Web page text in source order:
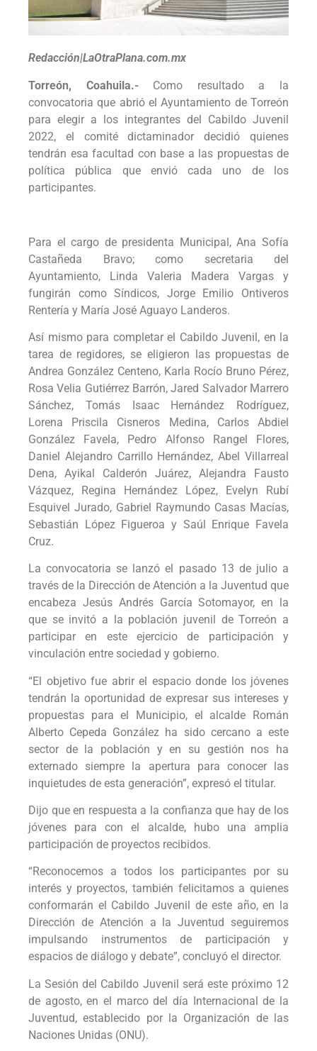
Redacción|LaOtraPlana.com.mx
Torreón, Coahuila.-Como resultado a la
convocatoria que abrió el Ayuntamiento de Torreón
para elegir a los integrantes del Cabildo Juvenil
2022, el comité dictaminador decidió quienes
tendrán esa facultad con base a las propuestas de
política pública que envió cada uno de los
participantes.
Para el cargo de presidenta Municipal, Ana Sofía
Castañeda Bravo; como secretaria del
Ayuntamiento, Linda Valeria Madera Vargas y
fungirán como Síndicos, Jorge Emilio Ontiveros
Rentería y María José Aguayo Landeros.
Así mismo para completar el Cabildo Juvenil, en la
tarea de regidores, se eligieron las propuestas de
Andrea González Centeno, Karla Rocío Bruno Pérez,
Rosa Velia Gutiérrez Barrón, Jared Salvador Marrero
Sánchez, Tomás Isaac Hernández Rodríguez,
Lorena Priscila Cisneros Medina, Carlos Abdiel
González Favela, Pedro Alfonso Rangel Flores,
Daniel Alejandro Carrillo Hernández, Abel Villarreal
Dena, Ayikal Calderón Juárez, Alejandra Fausto
Vázquez, Regina Hernández López, Evelyn Rubí
Esquivel Jurado, Gabriel Raymundo Casas Macías,
Sebastián López Figueroa y Saúl Enrique Favela
Cruz.
La convocatoria se lanzó el pasado 13 de julio a
través de la Dirección de Atención a la Juventud que
encabeza Jesús Andrés García Sotomayor, en la
que se invitó a la población juvenil de Torreón a
participar en este ejercicio de participación y
vinculación entre sociedad y gobierno.
“El objetivo fue abrir el espacio donde los jóvenes
tendrán la oportunidad de expresar sus intereses y
propuestas para el Municipio, el alcalde Román
Alberto Cepeda González ha sido cercano a este
sector de la población y en su gestión nos ha
externado siempre la apertura para conocer las
inquietudes de esta generación”, expresó el titular.
Dijo que en respuesta a la confianza que hay de los
jóvenes para con el alcalde, hubo una amplia
participación de proyectos recibidos.
“Reconocemos a todos los participantes por su
interés y proyectos, también felicitamos a quienes
conformarán el Cabildo Juvenil de este año, en la
Dirección de Atención a la Juventud seguiremos
impulsando instrumentos de participación y
espacios de diálogo y debate”, concluyó el director.
La Sesión del Cabildo Juvenil será este próximo 12
de agosto, en el marco del día Internacional de la
Juventud, establecido por la Organización de las
Naciones Unidas (ONU).